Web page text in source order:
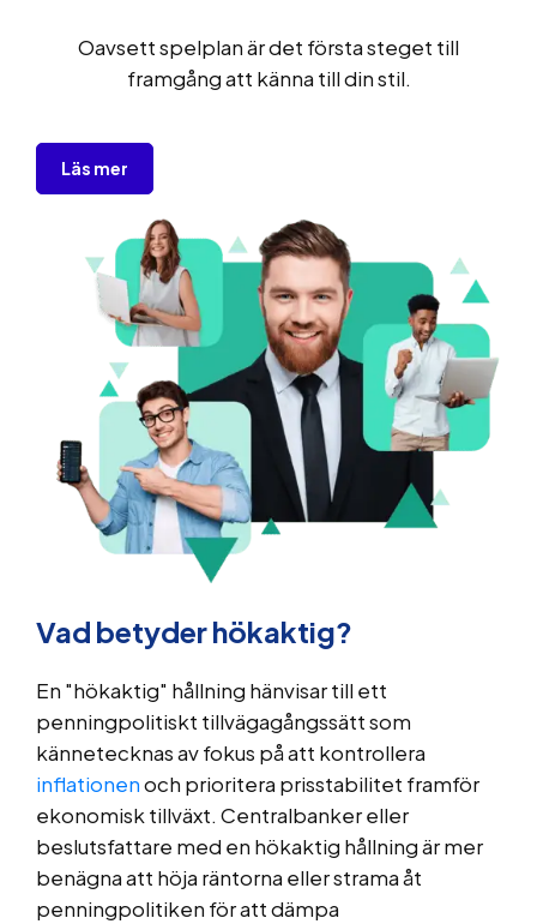
Oavsett spelplan är det första steget till
framgång att känna till din stil.
Läs mer
Vad betyder hökaktig?
En "hökaktig" hållning hänvisar till ett
penningpolitiskt tillvägagångssätt som
kännetecknas av fokus på att kontrollera
inflationenoch prioritera prisstabilitet framför
ekonomisk tillväxt. Centralbanker eller
beslutsfattare med en hökaktig hållning är mer
benägna att höja räntorna eller strama åt
penningpolitiken för att dämpa